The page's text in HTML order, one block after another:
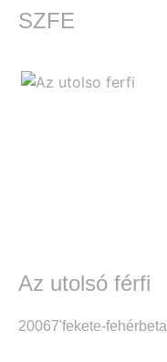
SZFE
Az utolsó férfi
20067'fekete-fehérbeta